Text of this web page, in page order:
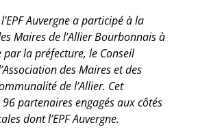
Auvergne a participé à la
Maires de l’Allier Bourbonnais à
la préfecture, le Conseil
des Maires et des
de l’Allier. Cet
partenaires engagés aux côtés
dont l’EPF Auvergne.